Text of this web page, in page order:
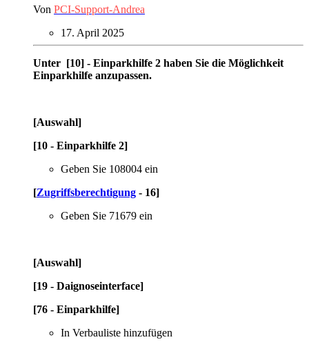
Von PCI-Support-Andrea
17. April 2025
Unter [10] - Einparkhilfe 2 haben Sie die Möglichkeit
Einparkhilfe anzupassen.
[Auswahl]
[10 - Einparkhilfe 2]
Geben Sie 108004 ein
[Zugriffsberechtigung - 16]
Geben Sie 71679 ein
[Auswahl]
[19 - Daignoseinterface]
[76 - Einparkhilfe]
In Verbauliste hinzufügen